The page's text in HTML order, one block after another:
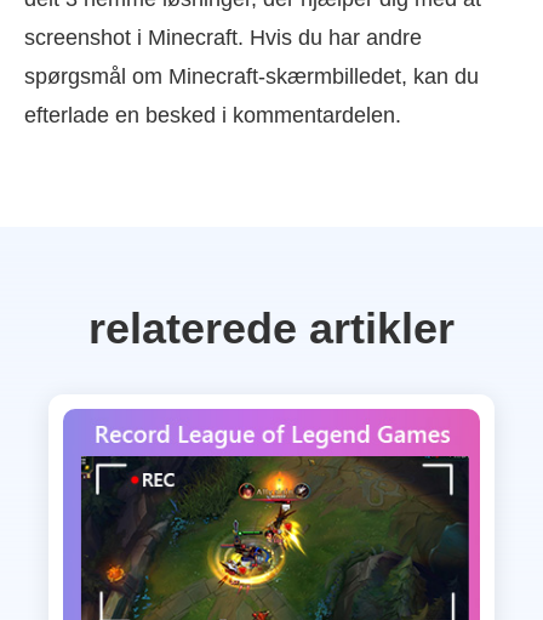
screenshot i Minecraft. Hvis du har andre
spørgsmål om Minecraft-skærmbilledet, kan du
efterlade en besked i kommentardelen.
relaterede artikler